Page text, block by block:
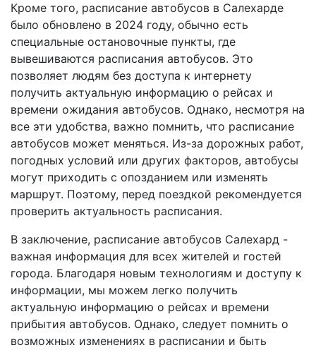
Кроме того, расписание автобусов в Салехарде
было обновлено в 2024 году, обычно есть
специальные остановочные пункты, где
вывешиваются расписания автобусов. Это
позволяет людям без доступа к интернету
получить актуальную информацию о рейсах и
времени ожидания автобусов. Однако, несмотря на
все эти удобства, важно помнить, что расписание
автобусов может меняться. Из-за дорожных работ,
погодных условий или других факторов, автобусы
могут приходить с опозданием или изменять
маршрут. Поэтому, перед поездкой рекомендуется
проверить актуальность расписания.
В заключение, расписание автобусов Салехард -
важная информация для всех жителей и гостей
города. Благодаря новым технологиям и доступу к
информации, мы можем легко получить
актуальную информацию о рейсах и времени
прибытия автобусов. Однако, следует помнить о
возможных изменениях в расписании и быть